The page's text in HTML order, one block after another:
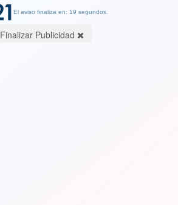
El aviso finaliza en: 19 segundos.
Finalizar Publicidad